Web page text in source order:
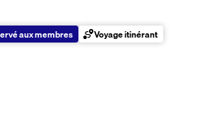
aux membres Voyage itinérant